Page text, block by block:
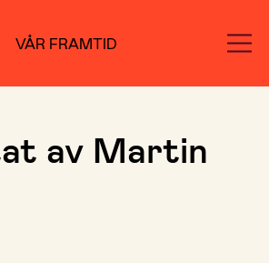
VÅR FRAMTID
av Martin